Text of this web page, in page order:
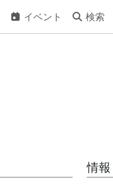
イベント 検索
情報